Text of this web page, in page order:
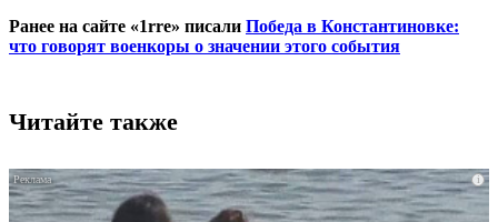
Ранее на сайте «1rre» писали Победа в Константиновке:
что говорят военкоры о значении этого события
Читайте также
i